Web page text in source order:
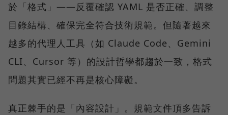
於「格式」——反覆確認 YAML 是否正確、調整
目錄結構、確保完全符合技術規範。但隨著越來
越多的代理人工具（如 Claude Code、Gemini
CLI、Cursor 等）的設計哲學都趨於一致，格式
問題其實已經不再是核心障礙。
真正棘手的是「內容設計」。規範文件頂多告訴